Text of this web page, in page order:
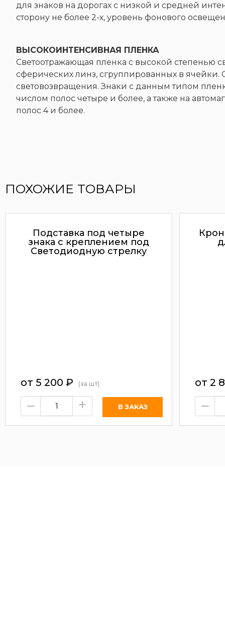
для знаков на дорогах с низкой и средней
сторону не более 2-х, уровень фонового
ВЫСОКОИНТЕНСИВНАЯ ПЛЕНКА
Светоотражающая пленка с высокой степенью
сферических линз, сгруппированных в
световозвращения. Знаки с данным типом
числом полос четыре и более, а также на
полос 4 и более.
ПОХОЖИЕ ТОВАРЫ
Подставка под четыре
знака с креплением под
Светодиодную стрелку
от 5 200 ₽ (за шт)
– +
от 2
–